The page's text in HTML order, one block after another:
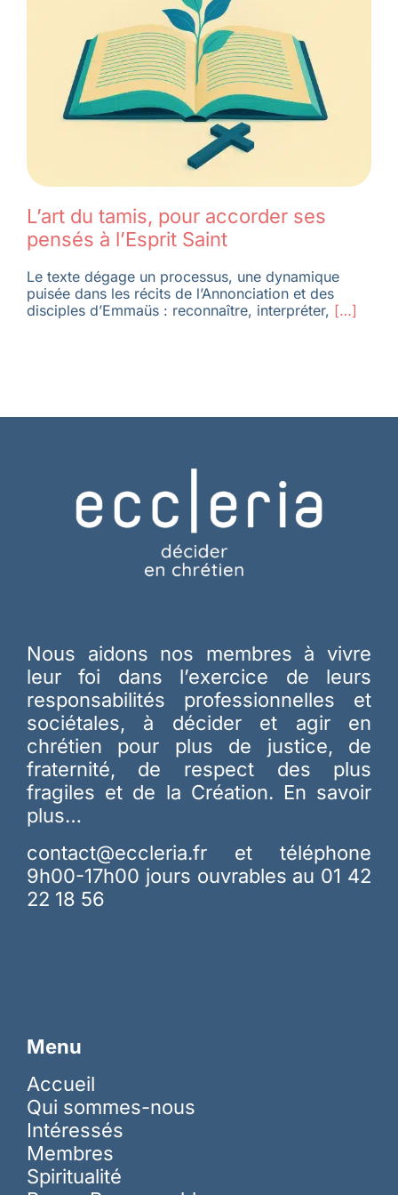
Membres
L’actu
La revue Responsables
L’art du tamis, pour accorder ses
pensés à l’Esprit Saint
Le texte dégage un processus, une dynamique
puisée dans les récits de l’Annonciation et des
disciples d’Emmaüs : reconnaître, interpréter, […]
Nous aidons nos membres à vivre
leur foi dans l’exercice de leurs
responsabilités professionnelles et
sociétales, à décider et agir en
chrétien pour plus de justice, de
fraternité, de respect des plus
fragiles et de la Création. En savoir
plus…
contact@eccleria.fr et téléphone
9h00-17h00 jours ouvrables au 01 42
22 18 56
Menu
Accueil
Qui sommes-nous
Intéressés
Membres
Spiritualité